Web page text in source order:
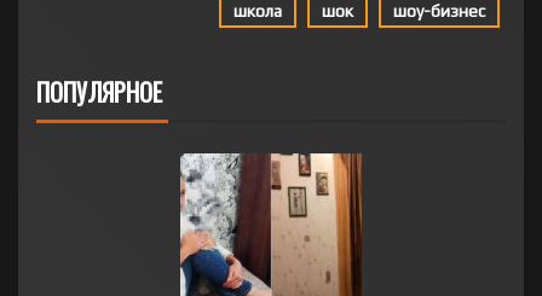
школа шок шоу-бизнес
ПОПУЛЯРНОЕ